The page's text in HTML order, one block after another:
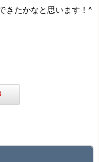
きたかなと思います！^